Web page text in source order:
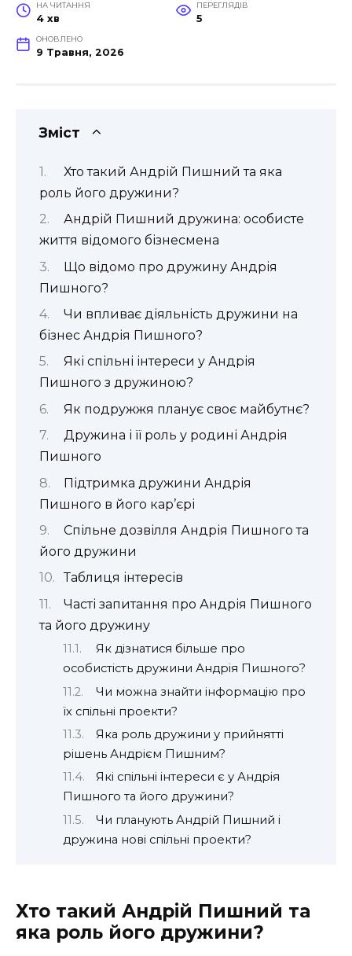
НА ЧИТАННЯ
4 хв
ПЕРЕГЛЯДІВ
5
ОНОВЛЕНО
9 Травня, 2026
Зміст
Хто такий Андрій Пишний та яка
роль його дружини?
Андрій Пишний дружина: особисте
життя відомого бізнесмена
Що відомо про дружину Андрія
Пишного?
Чи впливає діяльність дружини на
бізнес Андрія Пишного?
Які спільні інтереси у Андрія
Пишного з дружиною?
Як подружжя планує своє майбутнє?
Дружина і її роль у родині Андрія
Пишного
Підтримка дружини Андрія
Пишного в його кар’єрі
Спільне дозвілля Андрія Пишного та
його дружини
Таблиця інтересів
Часті запитання про Андрія Пишного
та його дружину
Як дізнатися більше про
особистість дружини Андрія Пишного?
Чи можна знайти інформацію про
їх спільні проекти?
Яка роль дружини у прийнятті
рішень Андрієм Пишним?
Які спільні інтереси є у Андрія
Пишного та його дружини?
Чи планують Андрій Пишний і
дружина нові спільні проекти?
Хто такий Андрій Пишний та
яка роль його дружини?